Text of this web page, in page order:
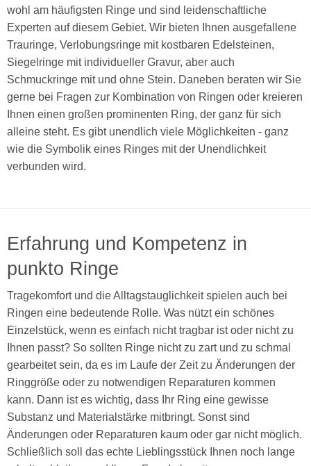
wohl am häufigsten Ringe und sind leidenschaftliche
Experten auf diesem Gebiet. Wir bieten Ihnen ausgefallene
Trauringe, Verlobungsringe mit kostbaren Edelsteinen,
Siegelringe mit individueller Gravur, aber auch
Schmuckringe mit und ohne Stein. Daneben beraten wir Sie
gerne bei Fragen zur Kombination von Ringen oder kreieren
Ihnen einen großen prominenten Ring, der ganz für sich
alleine steht. Es gibt unendlich viele Möglichkeiten - ganz
wie die Symbolik eines Ringes mit der Unendlichkeit
verbunden wird.
Erfahrung und Kompetenz in
punkto Ringe
Tragekomfort und die Alltagstauglichkeit spielen auch bei
Ringen eine bedeutende Rolle. Was nützt ein schönes
Einzelstück, wenn es einfach nicht tragbar ist oder nicht zu
Ihnen passt? So sollten Ringe nicht zu zart und zu schmal
gearbeitet sein, da es im Laufe der Zeit zu Änderungen der
Ringgröße oder zu notwendigen Reparaturen kommen
kann. Dann ist es wichtig, dass Ihr Ring eine gewisse
Substanz und Materialstärke mitbringt. Sonst sind
Änderungen oder Reparaturen kaum oder gar nicht möglich.
Schließlich soll das echte Lieblingsstück Ihnen noch lange